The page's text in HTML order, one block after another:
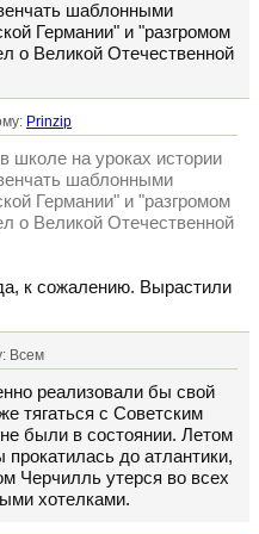
шаблонными
Германии" и "разгромом
о Великой Отечественной
Prinzip
школе на уроках истории
шаблонными
Германии" и "разгромом
о Великой Отечественной
к сожалению. Вырастили
Всем
реализовали бы свой
тягаться с Советским
были в состоянии. Летом
до атлантики,
Черчилль утерся во всех
хотелками.